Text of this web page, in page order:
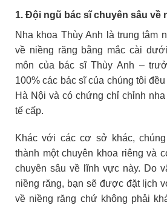
1. Đội ngũ bác sĩ chuyên sâu về
Nha khoa Thùy Anh là trung tâm
về niềng răng bằng mắc cài
môn của bác sĩ Thùy Anh –
100% các bác sĩ của chúng tôi
Hà Nội và có chứng chỉ chỉnh
tế cấp.
Khác với các cơ sở khác,
thành một chuyên khoa riêng và
chuyên sâu về lĩnh vực này. Do
niềng răng, bạn sẽ được đặt lịch
về niềng răng chứ không phải